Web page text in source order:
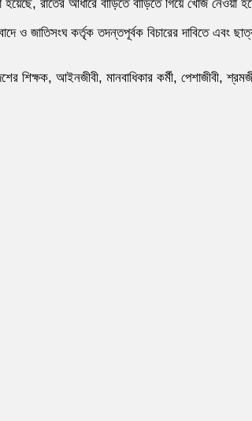
রাতের আঁধারে বাড়িতে বাড়িতে গিয়ে খোঁজ নেওয়া
ও জাতিসংঘ কর্তৃক তদন্তপূর্বক বিচারের দাবিতে এবং
শিক্ষক, আইনজীবী, মানবাধিকার কর্মী, পেশাজীবী,